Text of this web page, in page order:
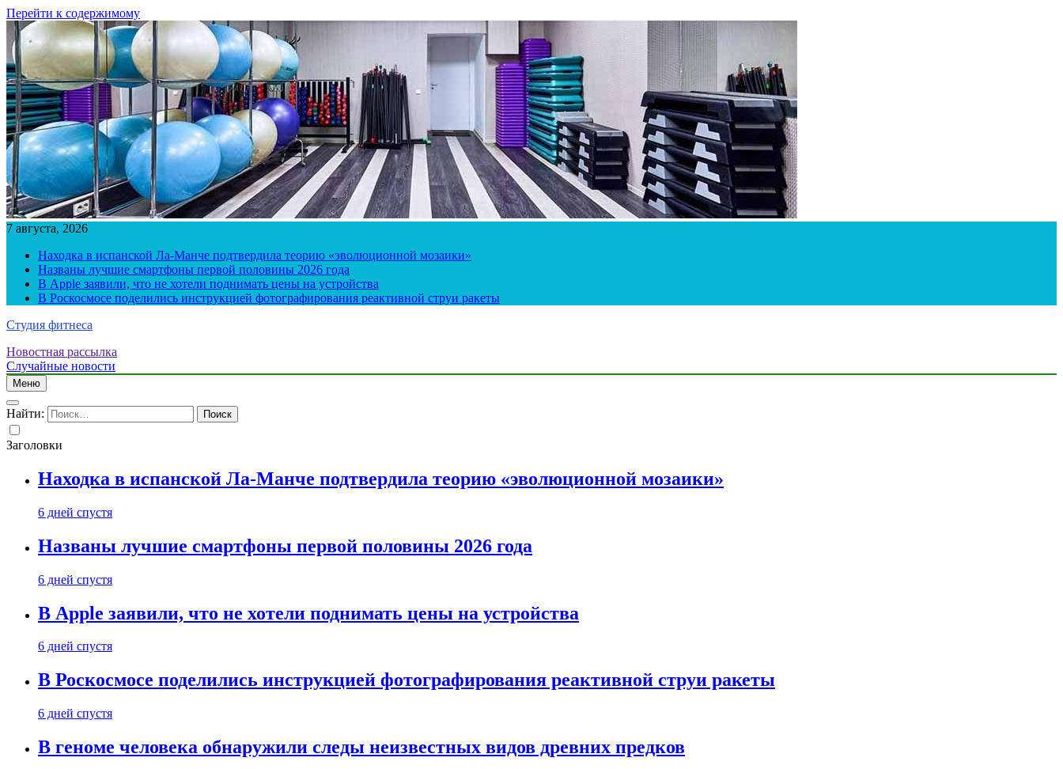
Перейти к содержимому
7 августа, 2026
Находка в испанской Ла-Манче подтвердила теорию «эволюционной мозаики»
Названы лучшие смартфоны первой половины 2026 года
В Apple заявили, что не хотели поднимать цены на устройства
В Роскосмосе поделились инструкцией фотографирования реактивной струи ракеты
Студия фитнеса
Новостная рассылка
Случайные новости
Меню
Найти:
Заголовки
Находка в испанской Ла-Манче подтвердила теорию «эволюционной мозаики»
6 дней спустя
Названы лучшие смартфоны первой половины 2026 года
6 дней спустя
В Apple заявили, что не хотели поднимать цены на устройства
6 дней спустя
В Роскосмосе поделились инструкцией фотографирования реактивной струи ракеты
6 дней спустя
В геноме человека обнаружили следы неизвестных видов древних предков